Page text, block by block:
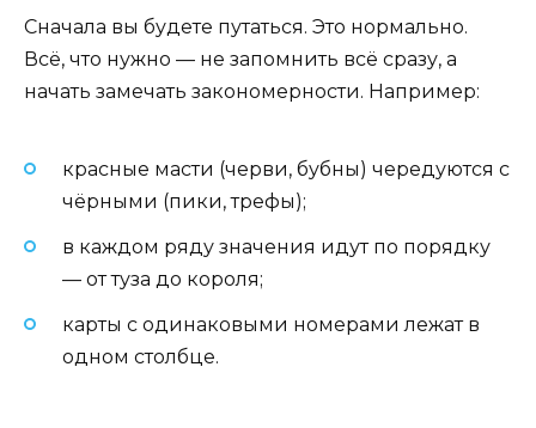
Сначала вы будете путаться. Это нормально.
Всё, что нужно — не запомнить всё сразу, а
начать замечать закономерности. Например:
красные масти (черви, бубны) чередуются с
чёрными (пики, трефы);
в каждом ряду значения идут по порядку
— от туза до короля;
карты с одинаковыми номерами лежат в
одном столбце.